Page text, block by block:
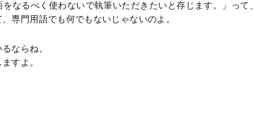
なるべく使わないで執筆いただきたいと存じます。」って
専門用語でも何でもないじゃないのよ。
ならね。
すよ。